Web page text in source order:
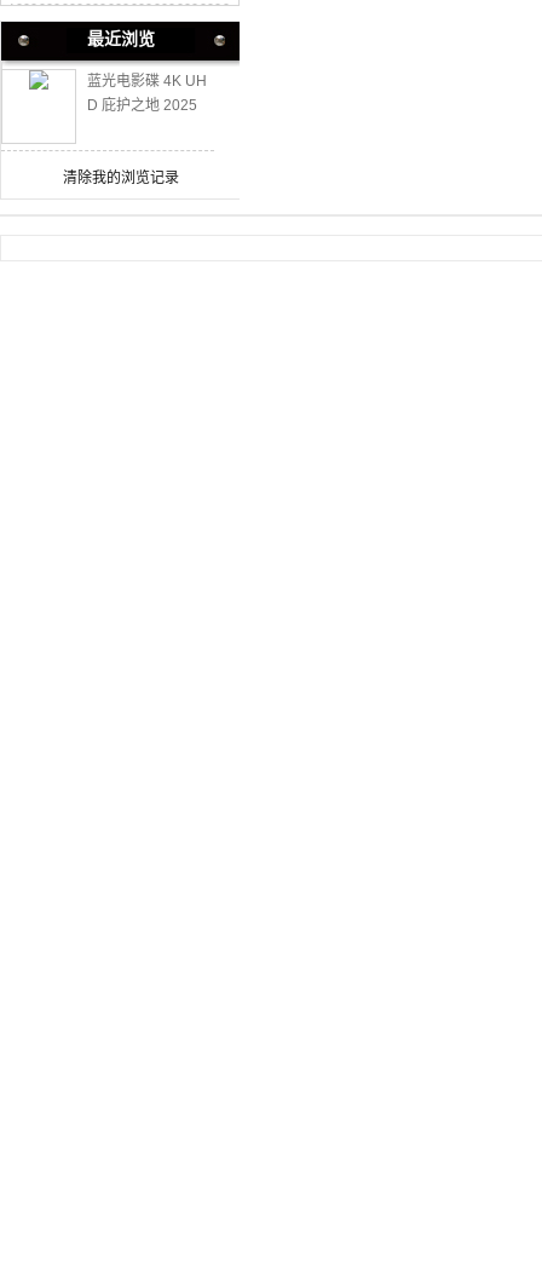
最近浏览
蓝光电影碟 4K UH
D 庇护之地 2025
清除我的浏览记录